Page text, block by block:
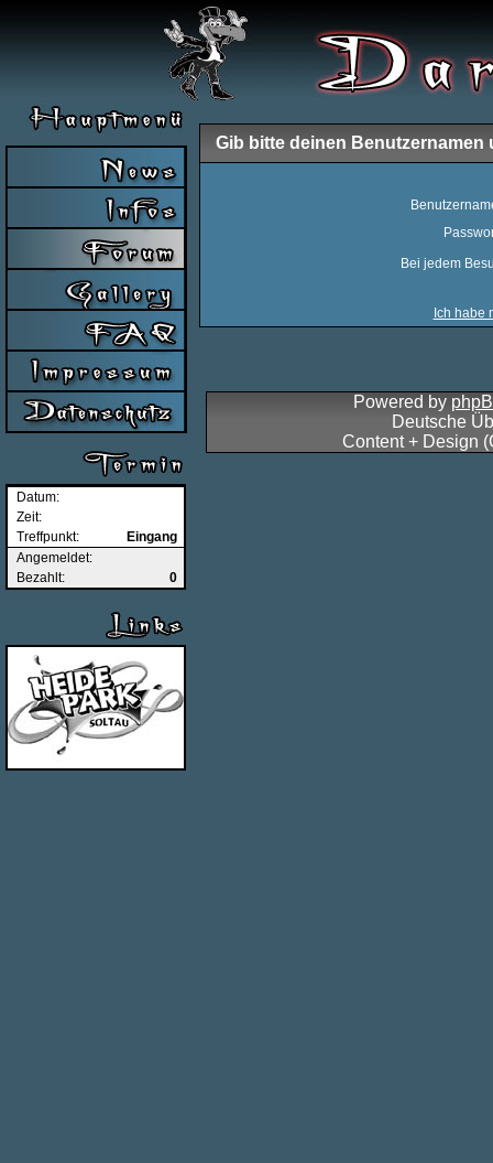
Datum:
Zeit:
Treffpunkt:
Eingang
Angemeldet:
Bezahlt:
0
Gib bitte deinen
Bei jedem
Ich habe
Powered by
Deutsche
Content + Design